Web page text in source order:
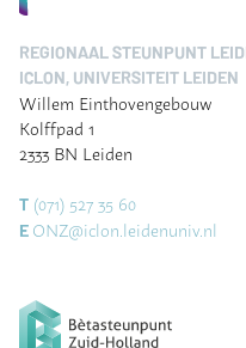
REGIONAAL STEUNPUNT
ICLON, UNIVERSITEIT LEIDEN
Willem Einthovengebouw
Kolffpad 1
2333 BN Leiden
T (071) 527 35 60
E ONZ@iclon.leidenuniv.nl